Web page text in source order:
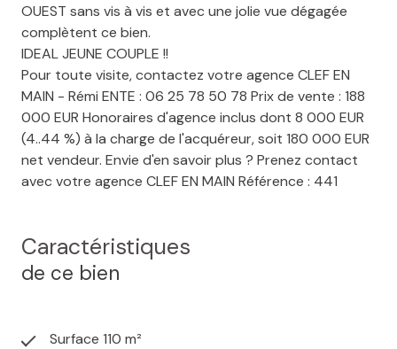
OUEST sans vis à vis et avec une jolie vue dégagée
complètent ce bien.
IDEAL JEUNE COUPLE !!
Pour toute visite, contactez votre agence CLEF EN
MAIN - Rémi ENTE : 06 25 78 50 78 Prix de vente : 188
000 EUR Honoraires d'agence inclus dont 8 000 EUR
(4..44 %) à la charge de l'acquéreur, soit 180 000 EUR
net vendeur. Envie d'en savoir plus ? Prenez contact
avec votre agence CLEF EN MAIN Référence : 441
Caractéristiques
de ce bien
Surface 110 m²